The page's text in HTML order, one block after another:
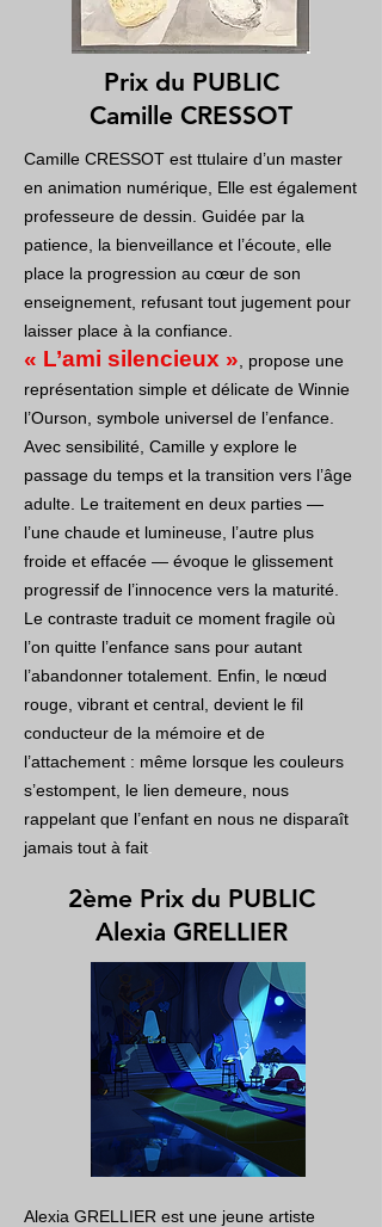
Prix du PUBLIC
Camille CRESSOT
Camille CRESSOT est ttulaire d’un master
en animation numérique, Elle est également
professeure de dessin. Guidée par la
patience, la bienveillance et l’écoute, elle
place la progression au cœur de son
enseignement, refusant tout jugement pour
laisser place à la confiance.
« L’ami silencieux » , propose une
représentation simple et délicate de Winnie
l’Ourson, symbole universel de l’enfance.
Avec sensibilité, Camille y explore le
passage du temps et la transition vers l’âge
adulte. Le traitement en deux parties —
l’une chaude et lumineuse, l’autre plus
froide et effacée — évoque le glissement
progressif de l’innocence vers la maturité.
Le contraste traduit ce moment fragile où
l’on quitte l’enfance sans pour autant
l’abandonner totalement. Enfin, le nœud
rouge, vibrant et central, devient le fil
conducteur de la mémoire et de
l’attachement : même lorsque les couleurs
s’estompent, le lien demeure, nous
rappelant que l’enfant en nous ne disparaît
jamais tout à fait
2ème Prix du PUBLIC
Alexia GRELLIER
Alexia GRELLIER est une jeune artiste